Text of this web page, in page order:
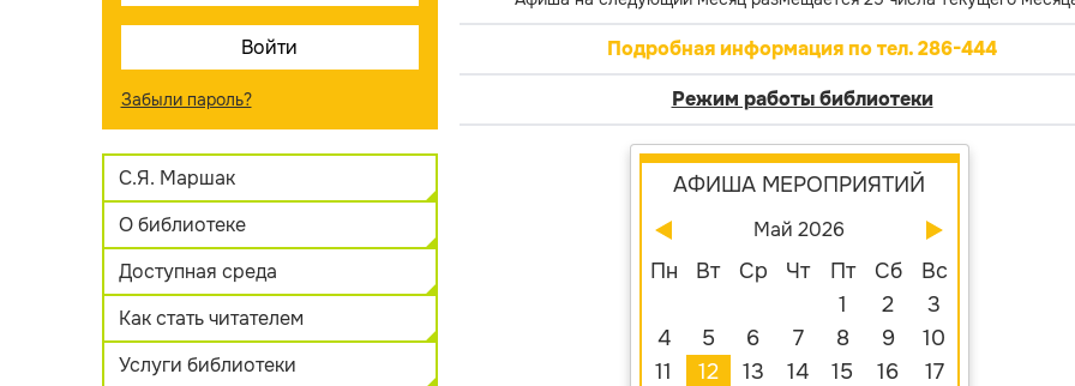
Забыли пароль?
С.Я. Маршак
О библиотеке
Доступная среда
Как стать читателем
Услуги библиотеки
Подробная информация по тел. 286-444
Режим работы библиотеки
АФИША МЕРОПРИЯТИЙ
Май 2026
Пн Вт Ср Чт Пт Сб
Вс
1
2
3
4
5 6 7 8 9
10
11
12 13 14 15 16
17